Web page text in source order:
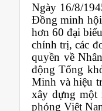
Ngày 16/8/
Đồng minh
hơn 60 đại
chính trị, các
quyền về
động Tổng
Minh và hiệu
xây dựng một
phóng Việt